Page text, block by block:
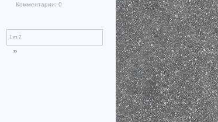
Комментарии: 0
1 из 2
››